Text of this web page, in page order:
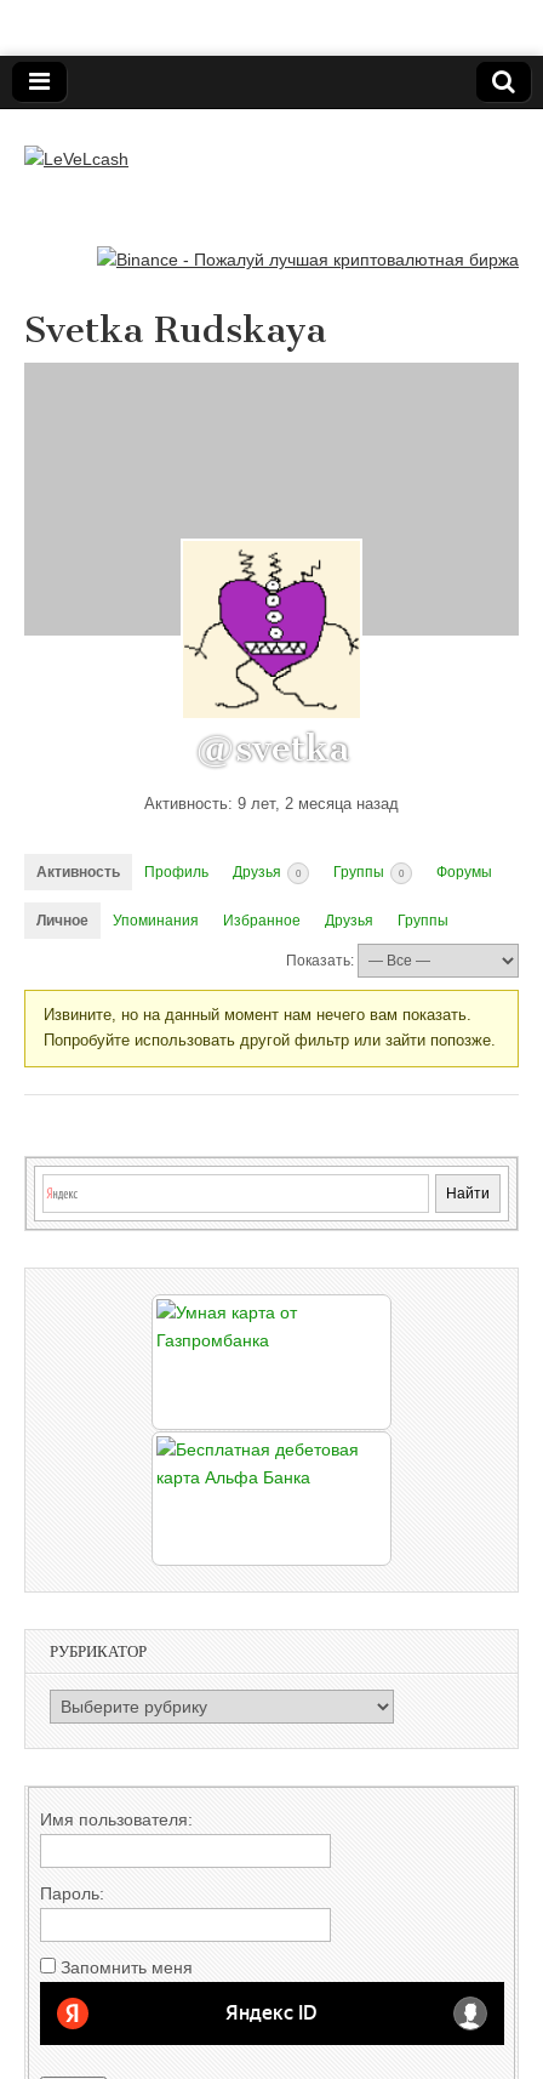
LeVeLcash
Svetka Rudskaya
@svetka
Активность: 9 лет, 2 месяца назад
Активность Профиль Друзья 0 Группы 0 Форумы
Личное Упоминания Избранное Друзья Группы
Показать:
Извините, но на данный момент нам нечего вам показать.
Попробуйте использовать другой фильтр или зайти попозже.
РУБРИКАТОР
РУБРИКАТОР
Имя пользователя:
Пароль:
Запомнить меня